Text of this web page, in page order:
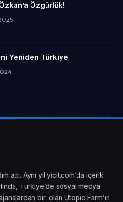
Özgürlük!
Yeniden Türkiye
attı. Aynı yıl yicit.com’da içerik
Türkiye’de sosyal medya
biri olan Utopic Farm’ın